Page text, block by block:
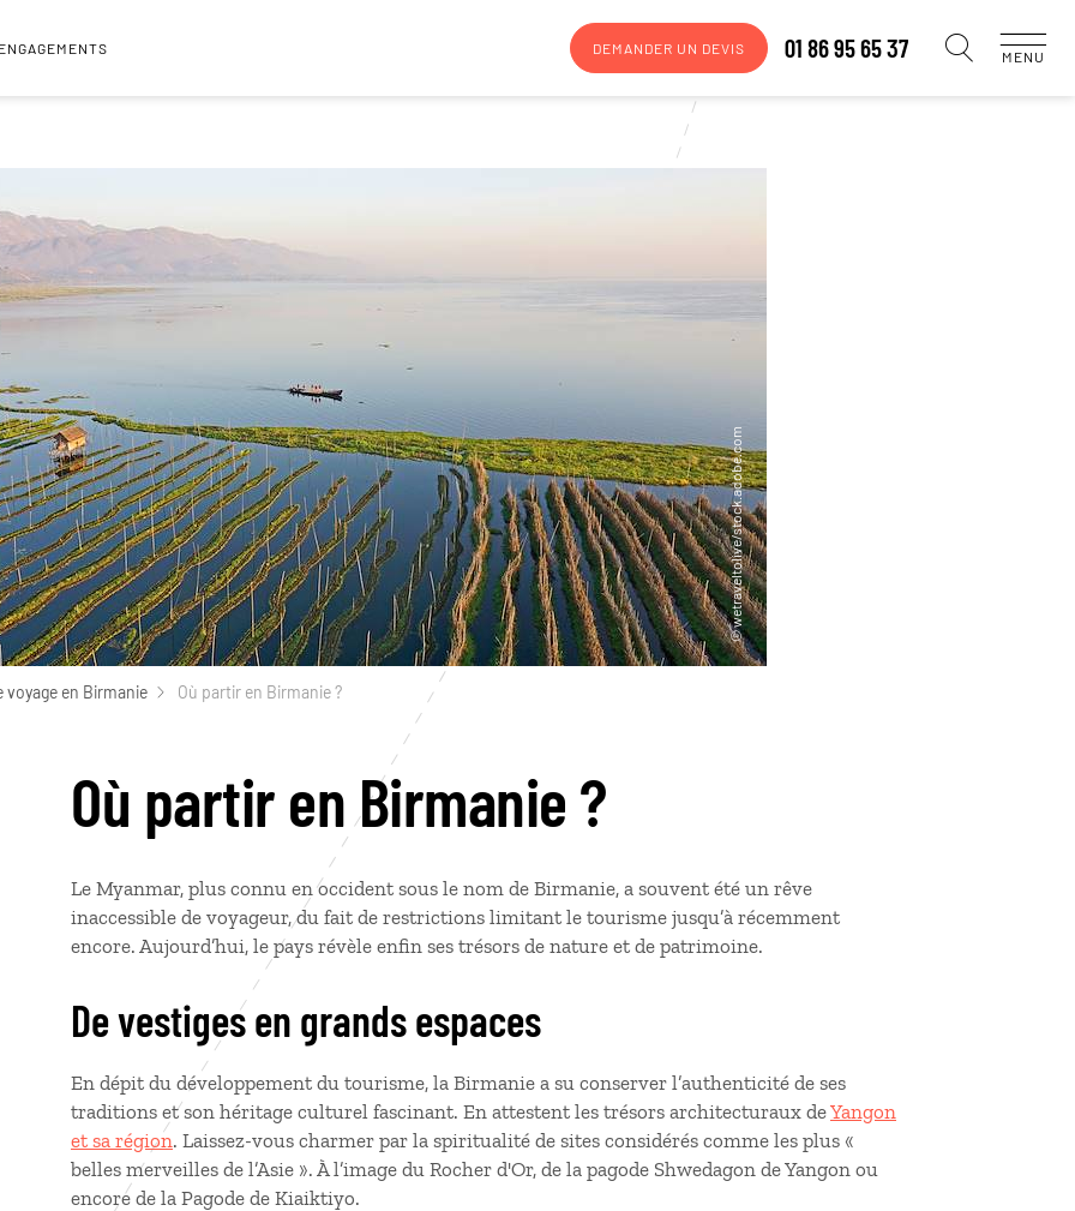
DEMANDER UN DEVIS 01 86 95 65 37 MENU
voyage en Birmanie Où partir en Birmanie ?
Où partir en Birmanie ?
Le Myanmar, plus connu en occident sous le nom de Birmanie, a souvent été un rêve
inaccessible de voyageur, du fait de restrictions limitant le tourisme jusqu’à récemment
encore. Aujourd’hui, le pays révèle enfin ses trésors de nature et de patrimoine.
De vestiges en grands espaces
En dépit du développement du tourisme, la Birmanie a su conserver l’authenticité de ses
traditions et son héritage culturel fascinant. En attestent les trésors architecturaux deYangon
et sa région. Laissez-vous charmer par la spiritualité de sites considérés comme les plus «
belles merveilles de l’Asie ». À l’image du Rocher d'Or, de la pagode Shwedagon de Yangon ou
encore de la Pagode de Kiaiktiyo.